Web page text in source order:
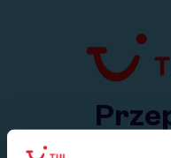
Przejdź do TUI.pl
Wysłaliśmy